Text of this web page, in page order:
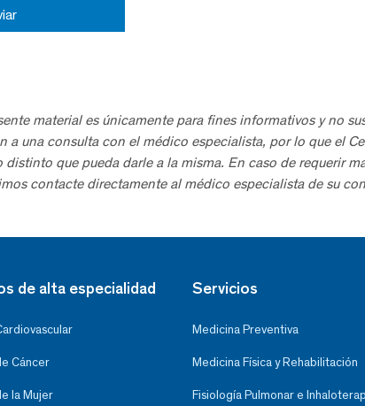
material es únicamente para fines informativos y no
una consulta con el médico especialista, por lo que el
distinto que pueda darle a la misma. En caso de requerir
contacte directamente al médico especialista de su
de alta especialidad
Cáncer
la Mujer
Servicios
Medicina Preventiva
Medicina Física y Rehabilitación
Fisiología Pulmonar e